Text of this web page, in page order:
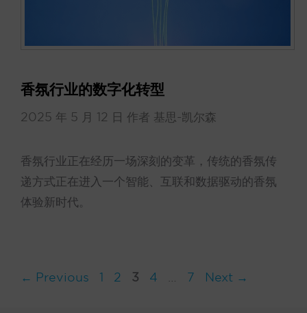
香氛行业的数字化转型
2025 年 5 月 12 日 作者 基思-凯尔森
香氛行业正在经历一场深刻的变革，传统的香氛传
递方式正在进入一个智能、互联和数据驱动的香氛
体验新时代。
← Previous Page
1 Page
2 Page
3 Page
4 Page
7 Next →